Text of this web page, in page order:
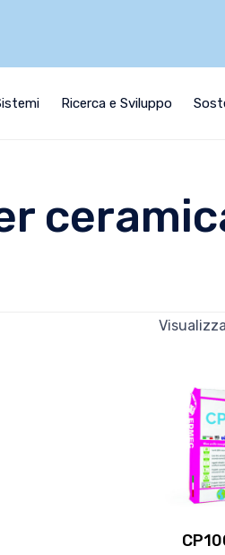
Ricerca e Sviluppo